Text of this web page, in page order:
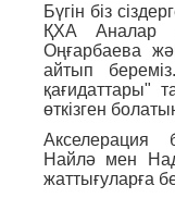
Бүгін біз
ҚХА Аналар
Оңғарбаева
айтып
қағидаттары"
өткізген
Акселерация
Найлә мен
жаттығуларға